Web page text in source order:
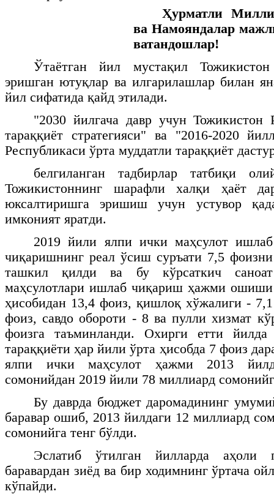
Ҳурматли
ва Намояндалар
ватандошлар!
Ўтаётган йил мустақил
эришган ютуқлар ва илгарилашлар билан
йил сифатида қайд этилади.
"2030 йилгача давр учун Тожикистон
тараққиёт стратегияси" ва "2016-2020
Республикаси ўрта муддатли тараққиёт
белгиланган тадбирлар татбиқи
Тожикистоннинг шарафли халқи ҳаёт
юксалтиришга эришиш учун устувор
имконият яратди.
2019 йили ялпи ички маҳсулот ишлаб
чиқаришнинг реал ўсиш суръати 7,5 фоизни
ташкил қилди ва бу кўрсаткич саноат
маҳсулотлари ишлаб чиқариш ҳажми ошиши
ҳисобидан 13,4 фоиз, қишлоқ хўжалиги - 7,1
фоиз, савдо обороти - 8 ва пулли хизмат
фоизга таъминланди. Охирги етти йилда
тараққиёти ҳар йили ўрта ҳисобда 7 фоиз
ялпи ички маҳсулот ҳажми 2013
сомонийдан 2019 йили 78 миллиард
Бу даврда бюджет даромадининг
баравар ошиб, 2013 йилдаги 12 миллиард
сомонийга тенг бўлди.
Эслатиб ўтилган йилларда аҳоли
баравардан зиёд ва бир ходимнинг ўртача
кўпайди.